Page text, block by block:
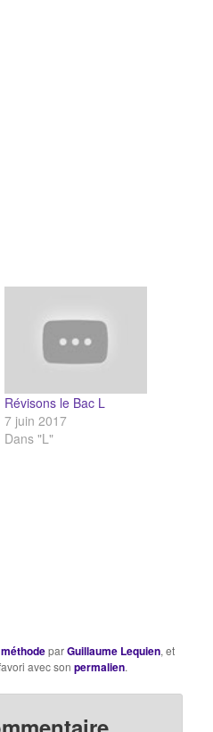
Révisons le Bac L
7 juin 2017
Dans "L"
méthodeparGuillaume Lequien, et
avec sonpermalien.